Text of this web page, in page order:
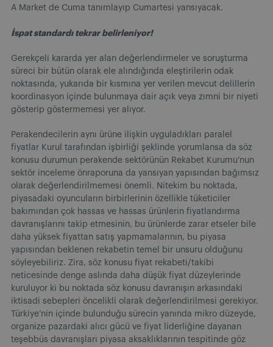
A Market de Cuma tanımlayıp Cumartesi yansıyacak.
İspat standardı tekrar belirleniyor!
Gerekçeli kararda yer alan değerlendirmeler ve soruşturma
süreci bir bütün olarak ele alındığında eleştirilerin odak
noktasında, yukarıda bir kısmına yer verilen mevcut delillerin
koordinasyon içinde bulunmaya dair açık veya zımni bir niyeti
gösterip göstermemesi yer alıyor.
Perakendecilerin aynı ürüne ilişkin uyguladıkları paralel
fiyatlar Kurul tarafından işbirliği şeklinde yorumlansa da söz
konusu durumun perakende sektörünün Rekabet Kurumu’nun
sektör inceleme önraporuna da yansıyan yapısından bağımsız
olarak değerlendirilmemesi önemli. Nitekim bu noktada,
piyasadaki oyuncuların birbirlerinin özellikle tüketiciler
bakımından çok hassas ve hassas ürünlerin fiyatlandırma
davranışlarını takip etmesinin, bu ürünlerde zarar etseler bile
daha yüksek fiyattan satış yapmamalarının, bu piyasa
yapısından beklenen rekabetin temel bir unsuru olduğunu
söyleyebiliriz. Zira, söz konusu fiyat rekabeti/takibi
neticesinde denge aslında daha düşük fiyat düzeylerinde
kuruluyor ki bu noktada söz konusu davranışın arkasındaki
iktisadi sebepleri öncelikli olarak değerlendirilmesi gerekiyor.
Türkiye’nin içinde bulunduğu sürecin yanında mikro düzeyde,
organize pazardaki alıcı gücü ve fiyat liderliğine dayanan
teşebbüs davranışları piyasa aksaklıklarının tespitinde göz